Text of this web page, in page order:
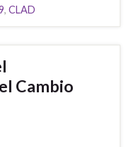
, CLAD
Cambio